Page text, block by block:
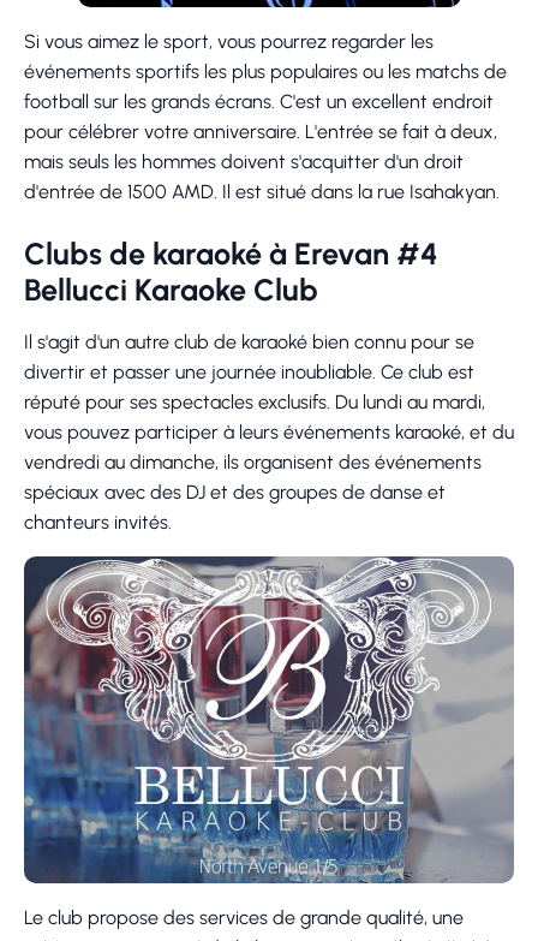
Si vous aimez le sport, vous pourrez regarder les
événements sportifs les plus populaires ou les matchs de
football sur les grands écrans. C'est un excellent endroit
pour célébrer votre anniversaire. L'entrée se fait à deux,
mais seuls les hommes doivent s'acquitter d'un droit
d'entrée de 1500 AMD. Il est situé dans la rue Isahakyan.
Clubs de karaoké à Erevan #4
Bellucci Karaoke Club
Il s'agit d'un autre club de karaoké bien connu pour se
divertir et passer une journée inoubliable. Ce club est
réputé pour ses spectacles exclusifs. Du lundi au mardi,
vous pouvez participer à leurs événements karaoké, et du
vendredi au dimanche, ils organisent des événements
spéciaux avec des DJ et des groupes de danse et
chanteurs invités.
Le club propose des services de grande qualité, une